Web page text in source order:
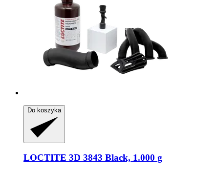
Do koszyka
LOCTITE 3D 3843 Black, 1.000 g